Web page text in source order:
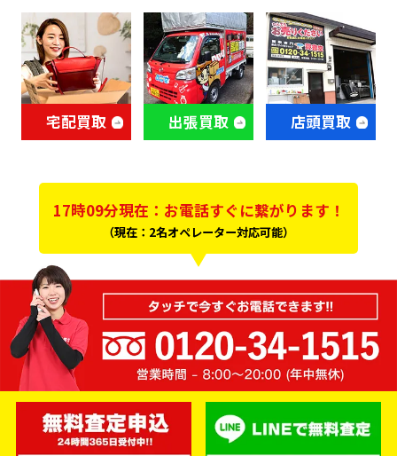
宅配買取 出張買取 店頭買取
17時09分現在：お電話すぐに繋がります！
（現在：2名オペレーター対応可能）